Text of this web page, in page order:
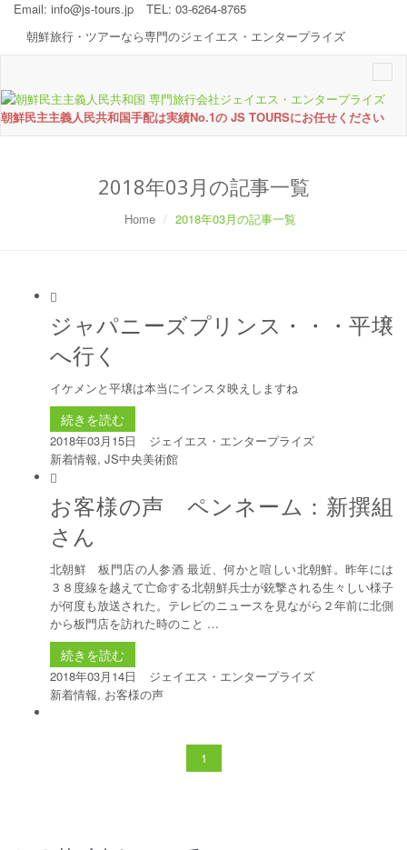
Email: info@js-tours.jp
TEL: 03-6264-8765
朝鮮旅行・ツアーなら専門のジェイエス・エンタープライズ
朝鮮民主主義人民共和国手配は実績No.1の JS TOURSにお任せください
2018年03月の記事一覧
Home 2018年03月の記事一覧
ジャパニーズプリンス・・・平壌
へ行く
イケメンと平壌は本当にインスタ映えしますね
続きを読む
2018年03月15日
ジェイエス・エンタープライズ
新着情報, JS中央美術館
お客様の声 ペンネーム：新撰組
さん
北朝鮮 板門店の人参酒 最近、何かと喧しい北朝鮮。昨年には
３８度線を越えて亡命する北朝鮮兵士が銃撃される生々しい様子
が何度も放送された。テレビのニュースを見ながら２年前に北側
から板門店を訪れた時のこと …
続きを読む
2018年03月14日
ジェイエス・エンタープライズ
新着情報, お客様の声
1